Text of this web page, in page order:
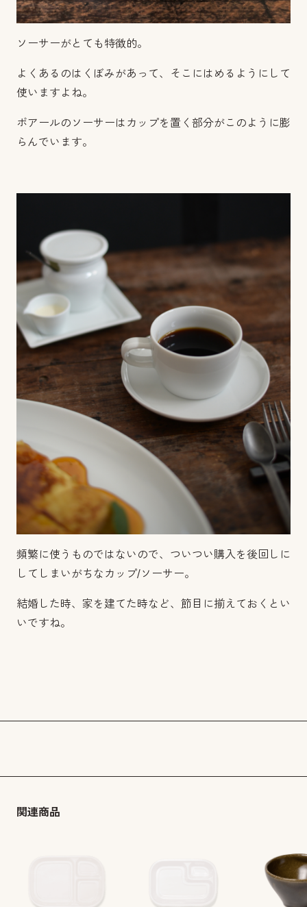
ソーサーがとても特徴的。
よくあるのはくぼみがあって、そこにはめるようにして
使いますよね。
ボアールのソーサーはカップを置く部分がこのように膨
らんでいます。
頻繁に使うものではないので、ついつい購入を後回しに
してしまいがちなカップ/ソーサー。
結婚した時、家を建てた時など、節目に揃えておくとい
いですね。
関連商品